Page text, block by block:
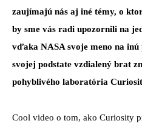
zaujímajú nás aj iné témy, o
by sme vás radi upozornili na
vďaka NASA svoje meno na
svojej podstate vzdialený brat
pohyblivého laboratória
Cool video o tom, ako Curiosity